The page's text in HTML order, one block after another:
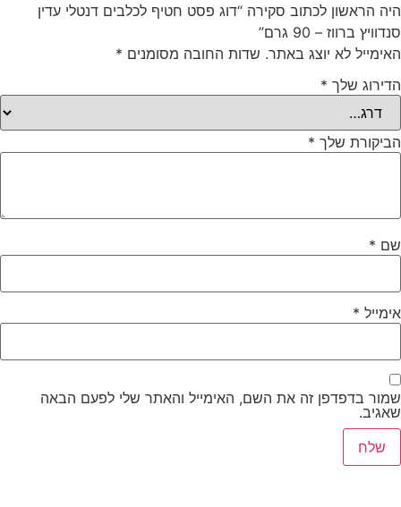
היה הראשון לכתוב סקירה “דוג פסט חטיף לכלבים דנטלי עדין
סנדוויץ ברווז – 90 גרם”
האימייל לא יוצג באתר. שדות החובה מסומנים *
הדירוג שלך *
הביקורת שלך *
שם *
אימייל *
שמור בדפדפן זה את השם, האימייל והאתר שלי לפעם הבאה
שאגיב.